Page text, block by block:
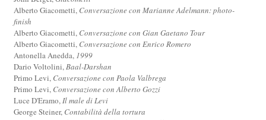
Alberto Giacometti, Conversazione con Marianne Adelmann: photo-
finish
Alberto Giacometti, Conversazione con Gian Gaetano Tour
Alberto Giacometti, Conversazione con Enrico Romero
Antonella Anedda, 1999
Dario Voltolini,Baal-Darshan
Primo Levi, Conversazione con Paola Valbrega
Primo Levi, Conversazione con Alberto Gozzi
Luce D'Eramo,Il male di Levi
George Steiner, Contabilità della tortura